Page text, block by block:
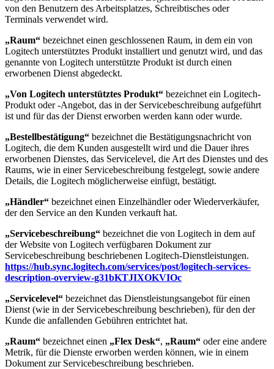
von den Benutzern des Arbeitsplatzes, Schreibtisches oder
Terminals verwendet wird.
„Raum“ bezeichnet einen geschlossenen Raum, in dem ein von
Logitech unterstütztes Produkt installiert und genutzt wird, und das
genannte von Logitech unterstützte Produkt ist durch einen
erworbenen Dienst abgedeckt.
„Von Logitech unterstütztes Produkt“ bezeichnet ein Logitech-
Produkt oder -Angebot, das in der Servicebeschreibung aufgeführt
ist und für das der Dienst erworben werden kann oder wurde.
„Bestellbestätigung“ bezeichnet die Bestätigungsnachricht von
Logitech, die dem Kunden ausgestellt wird und die Dauer ihres
erworbenen Dienstes, das Servicelevel, die Art des Dienstes und des
Raums, wie in einer Servicebeschreibung festgelegt, sowie andere
Details, die Logitech möglicherweise einfügt, bestätigt.
„Händler“ bezeichnet einen Einzelhändler oder Wiederverkäufer,
der den Service an den Kunden verkauft hat.
„Servicebeschreibung“ bezeichnet die von Logitech in dem auf
der Website von Logitech verfügbaren Dokument zur
Servicebeschreibung beschriebenen Logitech-Dienstleistungen.
https://hub.sync.logitech.com/services/post/logitech-services-
description-overview-g31bKTJIXOKVIOc
„Servicelevel“ bezeichnet das Dienstleistungsangebot für einen
Dienst (wie in der Servicebeschreibung beschrieben), für den der
Kunde die anfallenden Gebühren entrichtet hat.
„Raum“ bezeichnet einen „Flex Desk“, „Raum“ oder eine andere
Metrik, für die Dienste erworben werden können, wie in einem
Dokument zur Servicebeschreibung beschrieben.